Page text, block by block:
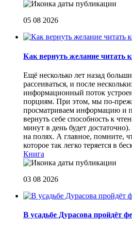
05 08 2026
Как вернуть желание читать
Eщё несколько лет назад
рассеиваться, и после
информационный поток
порциям. При этом, мы по-
просматриваем информацию и
вернуть себе способность к
минут в день будет
на полях. А главное, помните,
которое так легко теряется в
Книга
03 08 2026
В усадьбе Дурасова пройдёт